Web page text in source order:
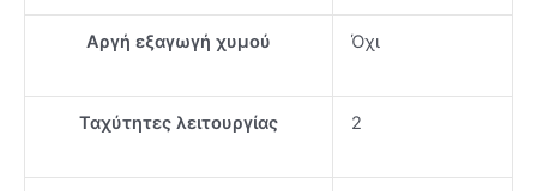
Αργή εξαγωγή χυμού Όχι
Ταχύτητες λειτουργίας 2